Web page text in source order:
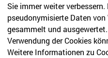
Newsletter
Bleiben Sie mit unserem
Stand mit Themen, die Sie
Sie immer weiter verbessern.
pseudonymisierte Daten von
gesammelt und
Verwendung der Cookies
Weitere Informationen zu